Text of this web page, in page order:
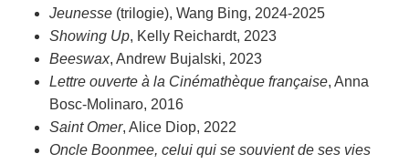
Jeunesse (trilogie), Wang Bing, 2024-2025
Showing Up, Kelly Reichardt, 2023
Beeswax, Andrew Bujalski, 2023
Lettre ouverte à la Cinémathèque française, Anna
Bosc-Molinaro, 2016
Saint Omer, Alice Diop, 2022
Oncle Boonmee, celui qui se souvient de ses vies